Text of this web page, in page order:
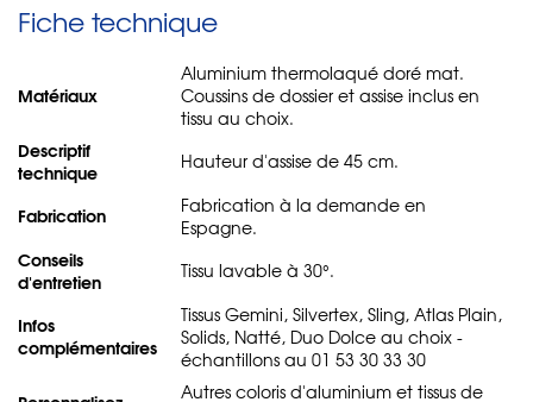
Fiche technique
Matériaux
Aluminium thermolaqué doré mat.
Coussins de dossier et assise inclus en
tissu au choix.
Descriptif
technique
Hauteur d'assise de 45 cm.
Fabrication
Fabrication à la demande en
Espagne.
Conseils
d'entretien
Tissu lavable à 30°.
Infos
complémentaires
Tissus Gemini, Silvertex, Sling, Atlas Plain,
Solids, Natté, Duo Dolce au choix -
échantillons au 01 53 30 33 30
Autres coloris d'aluminium et tissus de